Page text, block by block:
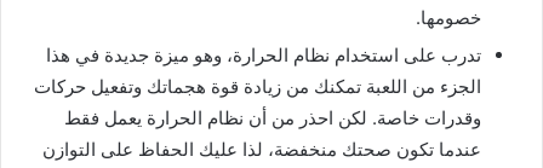
خصومها.
تدرب على استخدام نظام الحرارة، وهو ميزة جديدة في هذا
الجزء من اللعبة تمكنك من زيادة قوة هجماتك وتفعيل حركات
وقدرات خاصة. لكن احذر من أن نظام الحرارة يعمل فقط
عندما تكون صحتك منخفضة، لذا عليك الحفاظ على التوازن